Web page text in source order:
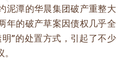
泥潭的华晨集团破产重整大
年的破产草案因债权几乎全
明”的处置方式，引起了不少